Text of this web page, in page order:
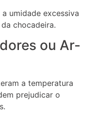
umidade excessiva
chocadeira.
ou Ar-
a temperatura
prejudicar o